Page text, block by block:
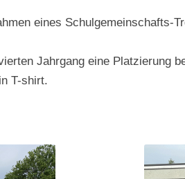
eines Schulgemeinschafts-
Jahrgang eine Platzierung
T-shirt.